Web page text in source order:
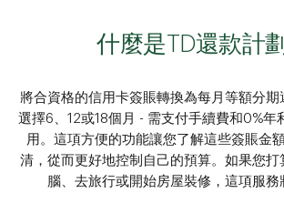
什麼是TD還款計
將合資格的信用卡簽賬轉換為每月等額分期
選擇6、12或18個月 - 需支付手續費和0%年
用。這項方便的功能讓您了解這些簽賬金
清，從而更好地控制自己的預算。如果您打
腦、去旅行或開始房屋裝修，這項服務